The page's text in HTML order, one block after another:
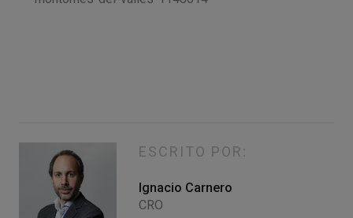
ESCRITO POR:
Ignacio Carnero
CRO